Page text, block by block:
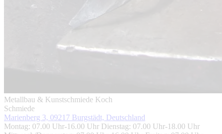
Metallbau & Kunstschmiede Koch
Schmiede
Marienberg 3, 09217 Burgstädt, Deutschland
Montag: 07.00 Uhr-16.00 Uhr Dienstag: 07.00 Uhr-18.00 Uhr